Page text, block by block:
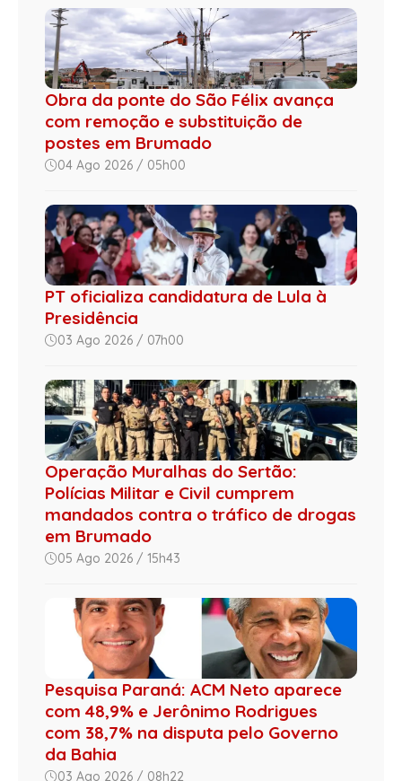
Obra da ponte do São Félix avança
com remoção e substituição de
postes em Brumado
04 Ago 2026 / 05h00
PT oficializa candidatura de Lula à
Presidência
03 Ago 2026 / 07h00
Operação Muralhas do Sertão:
Polícias Militar e Civil cumprem
mandados contra o tráfico de drogas
em Brumado
05 Ago 2026 / 15h43
Pesquisa Paraná: ACM Neto aparece
com 48,9% e Jerônimo Rodrigues
com 38,7% na disputa pelo Governo
da Bahia
03 Ago 2026 / 08h22